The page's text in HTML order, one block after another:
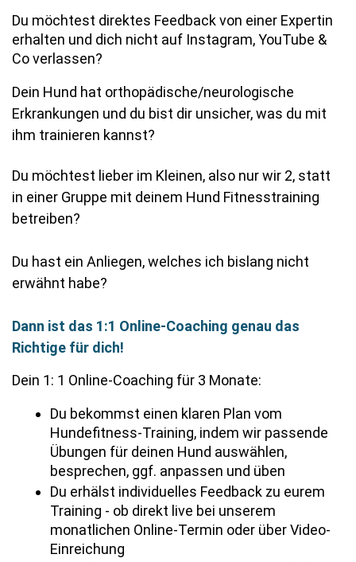
Du möchtest direktes Feedback von einer Expertin
erhalten und dich nicht auf Instagram, YouTube &
Co verlassen?
Dein Hund hat orthopädische/neurologische
Erkrankungen und du bist dir unsicher, was du mit
ihm trainieren kannst?
Du möchtest lieber im Kleinen, also nur wir 2, statt
in einer Gruppe mit deinem Hund Fitnesstraining
betreiben?
Du hast ein Anliegen, welches ich bislang nicht
erwähnt habe?
Dann ist das 1:1 Online-Coaching genau das
Richtige für dich!
Dein 1: 1 Online-Coaching für 3 Monate:
Du bekommst einen klaren Plan vom
Hundefitness-Training, indem wir passende
Übungen für deinen Hund auswählen,
besprechen, ggf. anpassen und üben
Du erhälst individuelles Feedback zu eurem
Training - ob direkt live bei unserem
monatlichen Online-Termin oder über Video-
Einreichung